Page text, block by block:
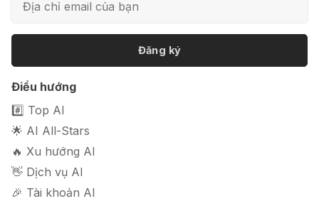
ảnh sản phẩm chuyên nghiệp
Đăng ký
Điều hướng
#️⃣ Top AI
🌟 AI All-Stars
🔥 Xu hướng AI
👋 Dịch vụ AI
🎉 Tài khoản AI